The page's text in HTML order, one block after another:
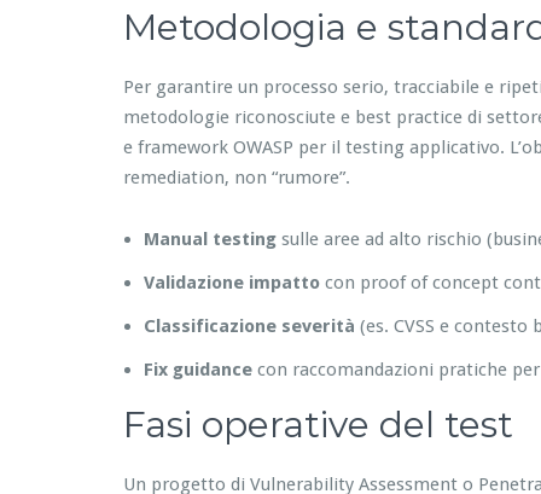
Metodologia e
Per garantire un processo serio, tracciabile e
metodologie riconosciute e best practice di
e framework OWASP per il testing applicativo.
remediation, non “rumore”.
Manual testing sulle aree ad alto rischio
Validazione impatto con proof of concept
Classificazione severità (es. CVSS e contesto
Fix guidance con raccomandazioni pratiche
Fasi operative del test
Un progetto di Vulnerability Assessment o